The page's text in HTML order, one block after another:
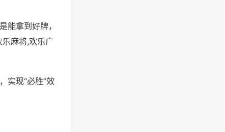
能拿到好牌，
麻将,欢乐广
实现“必胜”效